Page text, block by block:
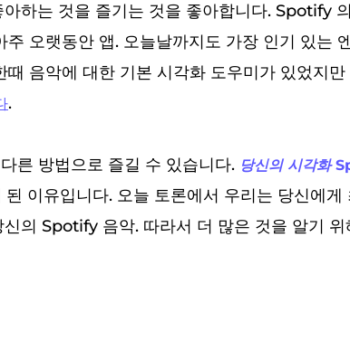
하는 것을 즐기는 것을 좋아합니다. Spotify
주 오랫동안 앱. 오늘날까지도 가장 인기 있는
음악에 대한 기본 시각화 도우미가 있었지
.
른 방법으로 즐길 수 있습니다. 당신의 시각화
이유입니다. 오늘 토론에서 우리는 당신에
의 Spotify 음악. 따라서 더 많은 것을 알기 위